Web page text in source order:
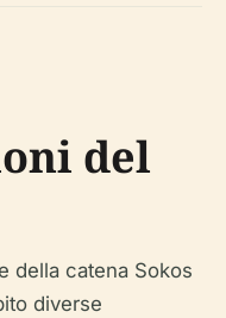
del
della catena Sokos
diverse